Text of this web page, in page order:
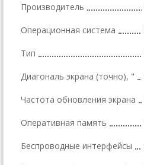
Производитель
Операционная система
Тип
Диагональ экрана (точно), "
Частота обновления экрана
Оперативная память
Беспроводные интерфейсы